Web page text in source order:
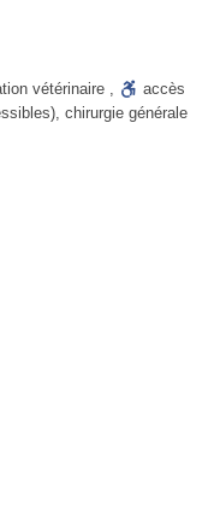
vétérinaire ,
accès
, chirurgie générale